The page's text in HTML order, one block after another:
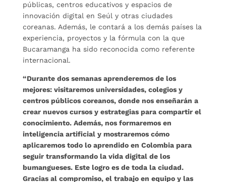
públicas, centros educativos y espacios de
innovación digital en Seúl y otras ciudades
coreanas. Además, le contará a los demás países la
experiencia, proyectos y la fórmula con la que
Bucaramanga ha sido reconocida como referente
internacional.
“Durante dos semanas aprenderemos de los
mejores: visitaremos universidades, colegios y
centros públicos coreanos, donde nos enseñarán a
crear nuevos cursos y estrategias para compartir el
conocimiento. Además, nos formaremos en
inteligencia artificial y mostraremos cómo
aplicaremos todo lo aprendido en Colombia para
seguir transformando la vida digital de los
bumangueses. Este logro es de toda la ciudad.
Gracias al compromiso, el trabajo en equipo y las